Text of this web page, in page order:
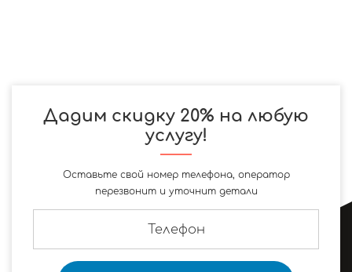
Дадим скидку 20% на любую
услугу!
Оставьте свой номер телефона, оператор
перезвонит и уточнит детали